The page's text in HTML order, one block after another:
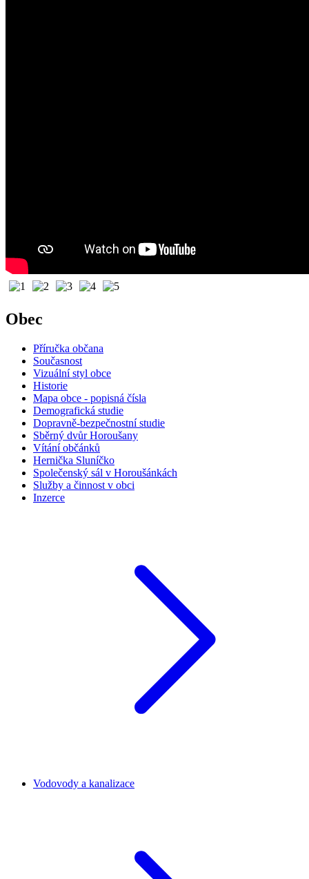
Obec
Příručka občana
Současnost
Vizuální styl obce
Historie
Mapa obce - popisná čísla
Demografická studie
Dopravně-bezpečnostní studie
Sběrný dvůr Horoušany
Vítání občánků
Hernička Sluníčko
Společenský sál v Horoušánkách
Služby a činnost v obci
Inzerce
Vodovody a kanalizace